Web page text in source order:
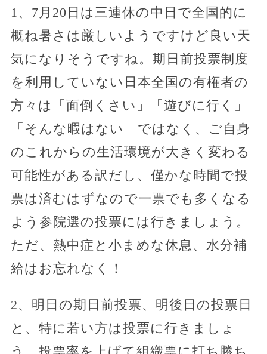
1、7月20日は三連休の中日で全国的に
概ね暑さは厳しいようですけど良い天
気になりそうですね。期日前投票制度
を利用していない日本全国の有権者の
方々は「面倒くさい」「遊びに行く」
「そんな暇はない」ではなく、ご自身
のこれからの生活環境が大きく変わる
可能性がある訳だし、僅かな時間で投
票は済むはずなので一票でも多くなる
よう参院選の投票には行きましょう。
ただ、熱中症と小まめな休息、水分補
給はお忘れなく！
2、明日の期日前投票、明後日の投票日
と、特に若い方は投票に行きましょ